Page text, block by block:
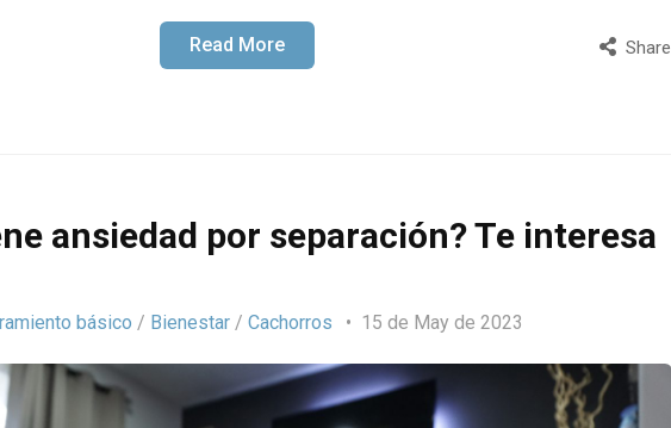
Read More Share
ansiedad por separación? Te interesa
básico / Bienestar / Cachorros 15 de May de 2023